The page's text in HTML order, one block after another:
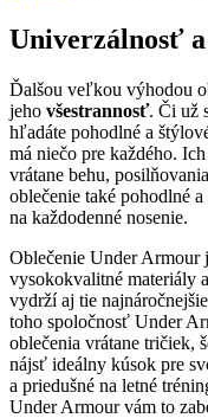
Univerzálnosť
Ďalšou veľkou výhodou
jeho všestrannosť. Či už
hľadáte pohodlné a
má niečo pre každého.
vrátane behu,
oblečenie také pohodlné
na každodenné nosenie.
Oblečenie Under Armour
vysokokvalitné materiály
vydrží aj tie
toho spoločnosť Under
oblečenia vrátane tričiek,
nájsť ideálny kúsok pre
a priedušné na letné
Under Armour vám to